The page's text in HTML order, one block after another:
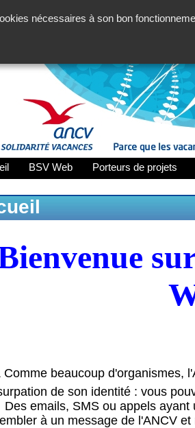
nécessaires à son bon
BSV Web Porteurs de projets
Comme beaucoup d'organismes,
de son identité : vous
Des emails, SMS ou appels
à un message de l'ANCV